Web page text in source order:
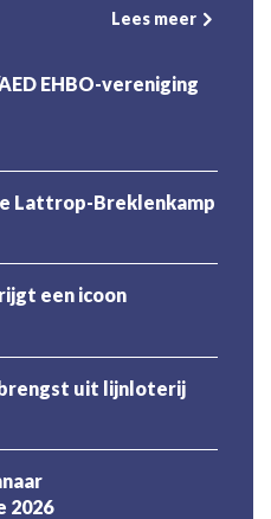
Lees meer
EHBO-vereniging
Lattrop-Breklenkamp
een icoon
uit lijnloterij
2026